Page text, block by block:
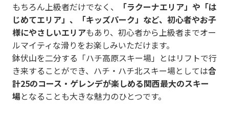
もちろん上級者だけでなく、
「ラクーナエリア」や「は
じめてエリア」、「キッズパーク」など、初心者やお子
様にやさしいエリアもあり、初心者から上級者までオー
ルマイティな滑りをお楽しみいただけます。
鉢伏山を二分する「ハチ高原スキー場」とはリフトで行
き来することができ、ハチ・ハチ北スキー場としては合
計25のコース・ゲレンデが楽しめる関西最大のスキー
場となることも大きな魅力のひとつです。